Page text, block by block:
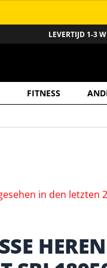
LEVERTIJD 1-3
FITNESS
inden letzten